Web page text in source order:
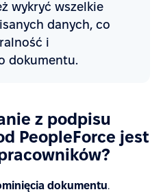
wykryć wszelkie
danych, co
i
dokumentu.
z podpisu
PeopleForce jest
dokumentu.